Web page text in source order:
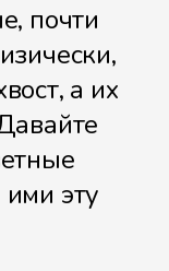
почти
а их
эту